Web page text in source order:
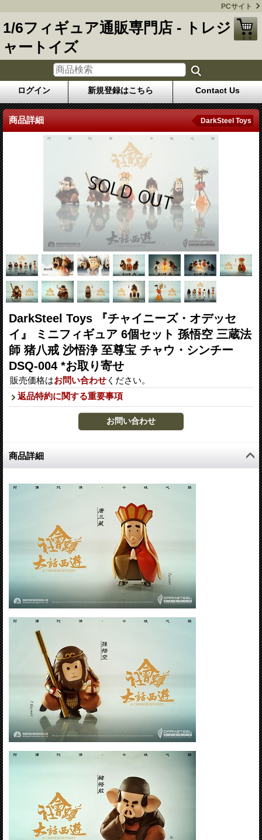
PCサイト
1/6フィギュア通販専門店 - トレジ
ャートイズ
ログイン 新規登録はこちら Contact Us
商品詳細 DarkSteel Toys
DarkSteel Toys 『チャイニーズ・オデッセ
イ』 ミニフィギュア 6個セット 孫悟空 三蔵法
師 猪八戒 沙悟浄 至尊宝 チャウ・シンチー
DSQ-004 *お取り寄せ
販売価格はお問い合わせ ください。
返品特約に関する重要事項
商品詳細